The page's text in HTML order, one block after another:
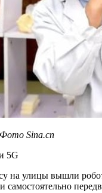
Фото Sina.cn
5G
на улицы вышли